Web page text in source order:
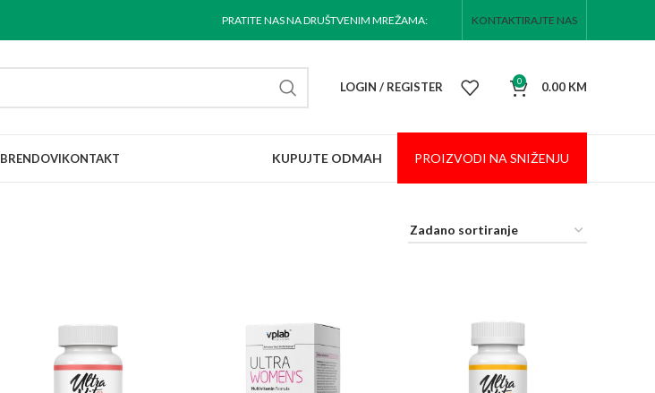
PRATITE NAS NA DRUŠTVENIM MREŽAMA: KONTAKTIRAJTE NAS
LOGIN / REGISTER 0 0.00 KM
BRENDOVIKONTAKT KUPUJTE ODMAH PROIZVODI NA SNIŽENJU